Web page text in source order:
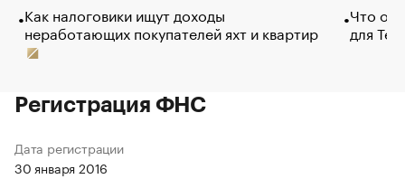
Как налоговики ищут доходы
неработающих покупателей яхт и квартир
Что
для
Регистрация ФНС
Дата регистрации
30 января 2016